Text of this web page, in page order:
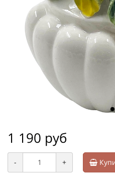
1 190 руб
- +